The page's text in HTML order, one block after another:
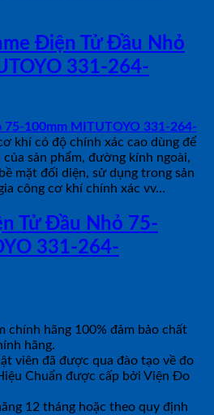
Điện Tử Đầu Nhỏ
331-264-
100mm MITUTOYO 331-264-
khí có độ chính xác cao dùng để
sản phẩm, đường kính ngoài,
mặt đối diện, sử dụng trong sản
công cơ khí chính xác vv…
Tử Đầu Nhỏ 75-
331-264-
chính hãng 100% đảm bảo chất
hãng.
viên đã được qua đào tạo về đo
Chuẩn được cấp bởi Viện Đo
12 tháng hoặc theo quy định